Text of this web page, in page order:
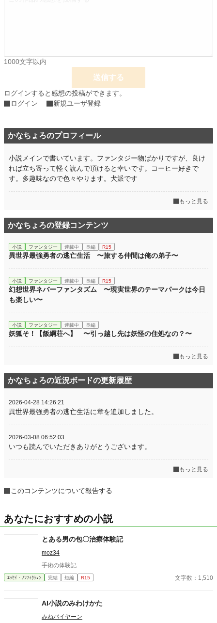
年間ポイント
659 pt (211,661 位)
1000文字以内
送信する
ログインすると感想の投稿ができます。
ログイン
新規ユーザ登録
かなちょろのプロフィール
小説メインで書いています。ファンタジー物ばかりですが、良け
れば立ち寄って軽く読んで頂けると幸いです。コーヒー好きで
す。多趣味なので色々やります。犬派です
もっと見る
かなちょろの登録コンテンツ
小説 ファンタジー 連載中 長編 R15
異世界最強勇者の逃亡生活 〜旅する仲間は俺の弟子〜
小説 ファンタジー 連載中 長編 R15
幻想世界ネバーファンタズム 〜現実世界のテーマパークは今日
も楽しい〜
小説 ファンタジー 連載中 長編
妖狐そ！【飯綱荘へ】 〜引っ越し先は妖怪の住処なの？〜
もっと見る
かなちょろの近況ボードの更新履歴
2026-04-28 14:26:21
異世界最強勇者の逃亡生活に章を追加しました。
2026-03-08 06:52:03
いつも読んでいただきありがとうございます。
もっと見る
このコンテンツについて報告する
あなたにおすすめの小説
とある男の包〇治療体験記
moz34
手術の体験記
ｴｯｾｲ・ﾉﾝﾌｨｸｼｮﾝ 完結 短編 R15 文字数：1,510
AI小説のみわけかた
みねバイヤーン